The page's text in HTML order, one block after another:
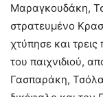
Μαραγκουδάκη,
στρατευμένο
χτύπησε και
του παιχνιδιού,
Γασπαράκη,